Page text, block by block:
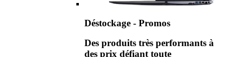
Déstockage - Promos
Des produits très performants à
des prix défiant toute